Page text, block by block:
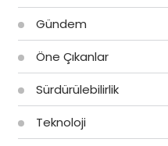
Gündem
Öne Çıkanlar
Sürdürülebilirlik
Teknoloji